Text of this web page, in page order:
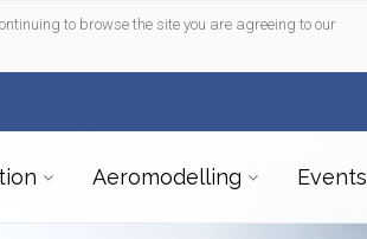
to browse the site you are agreeing to our
Aeromodelling Events